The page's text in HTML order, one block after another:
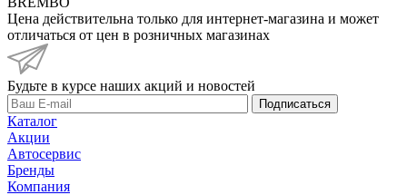
Цена действительна только для интернет-магазина и может
отличаться от цен в розничных магазинах
Будьте в курсе наших акций и новостей
Подписаться
Каталог
Акции
Автосервис
Бренды
Компания